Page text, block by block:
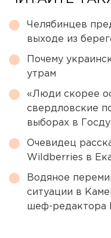
Челябинцев
выходе из
Почему
утрам
«Люди скорее
свердловские
выборах в
Очевидец
Wildberries в
Водяное
ситуации в
шеф-редактора